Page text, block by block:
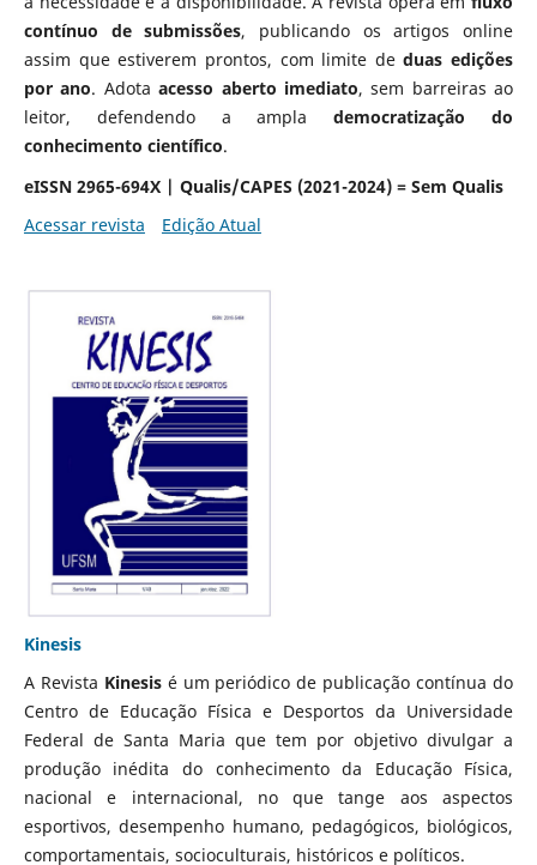
contínuo de submissões, publicando os artigos online
assim que estiverem prontos, com limite deduas edições
por ano. Adotaacesso aberto imediato, sem barreiras ao
leitor, defendendo a amplademocratização do
conhecimento científico.
eISSN 2965-694X | Qualis/CAPES (2021-2024) = Sem Qualis
Acessar revista
Edição Atual
Kinesis
A Revista Kinesisé um periódico de publicação contínua do
Centro de Educação Física e Desportos da Universidade
Federal de Santa Maria que tem por objetivo divulgar a
produção inédita do conhecimento da Educação Física,
nacional e internacional, no que tange aos aspectos
esportivos, desempenho humano, pedagógicos, biológicos,
comportamentais, socioculturais, históricos e políticos.